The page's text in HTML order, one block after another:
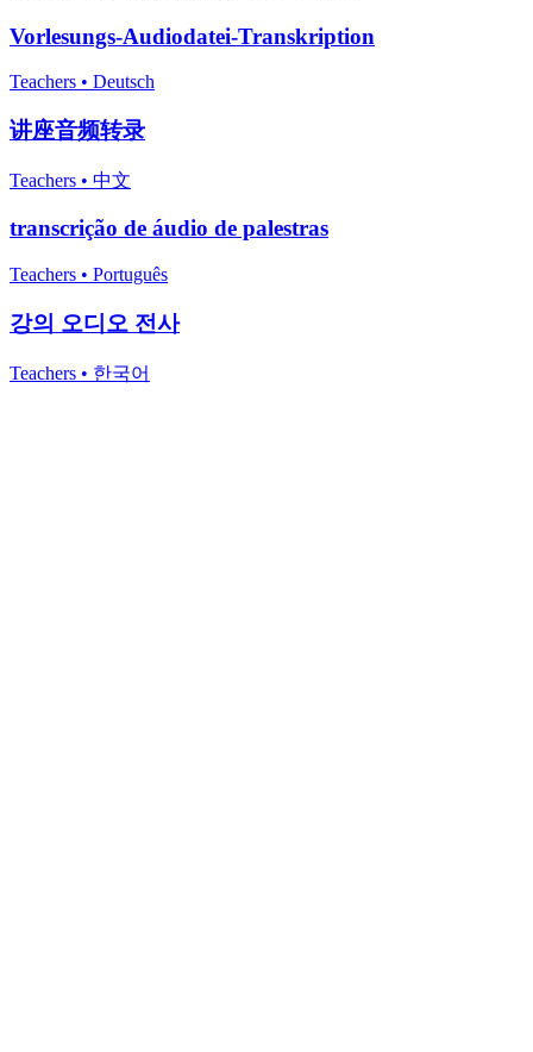
Vorlesungs-Audiodatei-Transkription
Teachers • Deutsch
讲座音频转录
Teachers • 中文
transcrição de áudio de palestras
Teachers • Português
강의 오디오 전사
Teachers • 한국어